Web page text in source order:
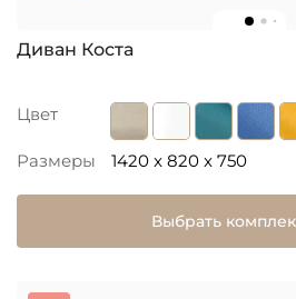
Диван Коста
Цвет
Размеры 1420 x 820 x 750
Выбрать